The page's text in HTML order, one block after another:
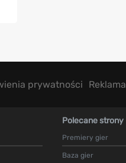
prywatności Reklama
Polecane strony
Premiery gier
Baza gier